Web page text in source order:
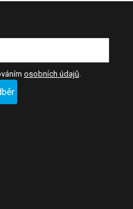
osobních údajů